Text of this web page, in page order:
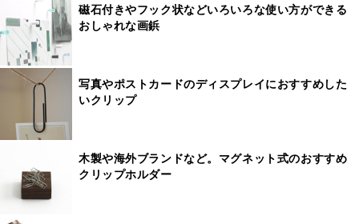
磁石付きやフック状などいろいろな使い方ができる
おしゃれな画鋲
写真やポストカードのディスプレイにおすすめした
いクリップ
木製や海外ブランドなど。マグネット式のおすすめ
クリップホルダー